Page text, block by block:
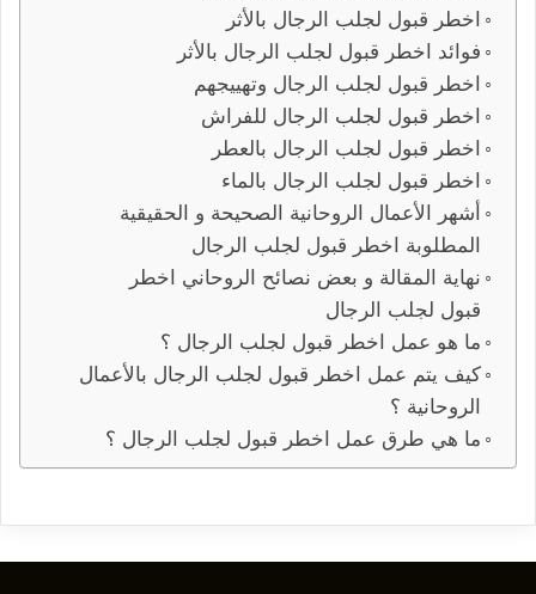
اخطر قبول لجلب الرجال بالأثر
فوائد اخطر قبول لجلب الرجال بالأثر
اخطر قبول لجلب الرجال وتهييجهم
اخطر قبول لجلب الرجال للفراش
اخطر قبول لجلب الرجال بالعطر
اخطر قبول لجلب الرجال بالماء
أشهر الأعمال الروحانية الصحيحة و الحقيقية
المطلوبة اخطر قبول لجلب الرجال
نهاية المقالة و بعض نصائح الروحاني اخطر
قبول لجلب الرجال
ما هو عمل اخطر قبول لجلب الرجال ؟
كيف يتم عمل اخطر قبول لجلب الرجال بالأعمال
الروحانية ؟
ما هي طرق عمل اخطر قبول لجلب الرجال ؟